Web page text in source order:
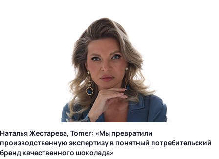
Наталья Жестарева, Tomer: «Мы превратили
производственную экспертизу в понятный потребительский
бренд качественного шоколада»